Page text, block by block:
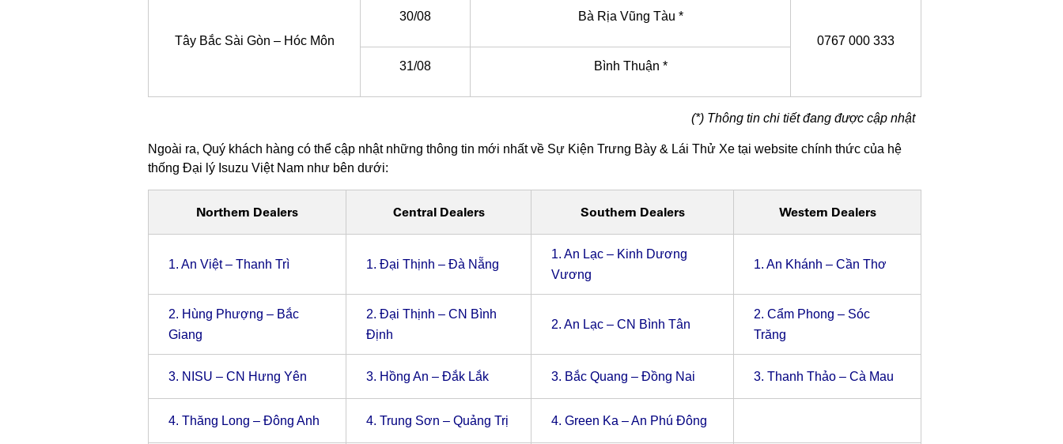
Tây Bắc Sài Gòn – Hóc Môn
30/08
Bà Rịa Vũng Tàu *
0767 000 333
31/08
Bình Thuận *
(*) Thông tin chi tiết đang được cập nhật
Ngoài ra, Quý khách hàng có thể cập nhật những thông tin mới nhất về Sự Kiện Trưng Bày & Lái Thử Xe tại website chính thức của hệ
thống Đại lý Isuzu Việt Nam như bên dưới:
Northern Dealers Central Dealers Southern Dealers Western Dealers
1. An Việt – Thanh Trì 1. Đại Thịnh – Đà Nẵng
1. An Lạc – Kinh Dương
Vương
1. An Khánh – Cần Thơ
2. Hùng Phượng – Bắc
Giang
2. Đại Thịnh – CN Bình
Định
2. An Lạc – CN Bình Tân
2. Cẩm Phong – Sóc
Trăng
3. NISU – CN Hưng Yên 3. Hồng An – Đắk Lắk 3. Bắc Quang – Đồng Nai 3. Thanh Thảo – Cà Mau
4. Thăng Long – Đông Anh 4. Trung Sơn – Quảng Trị 4. Green Ka – An Phú Đông